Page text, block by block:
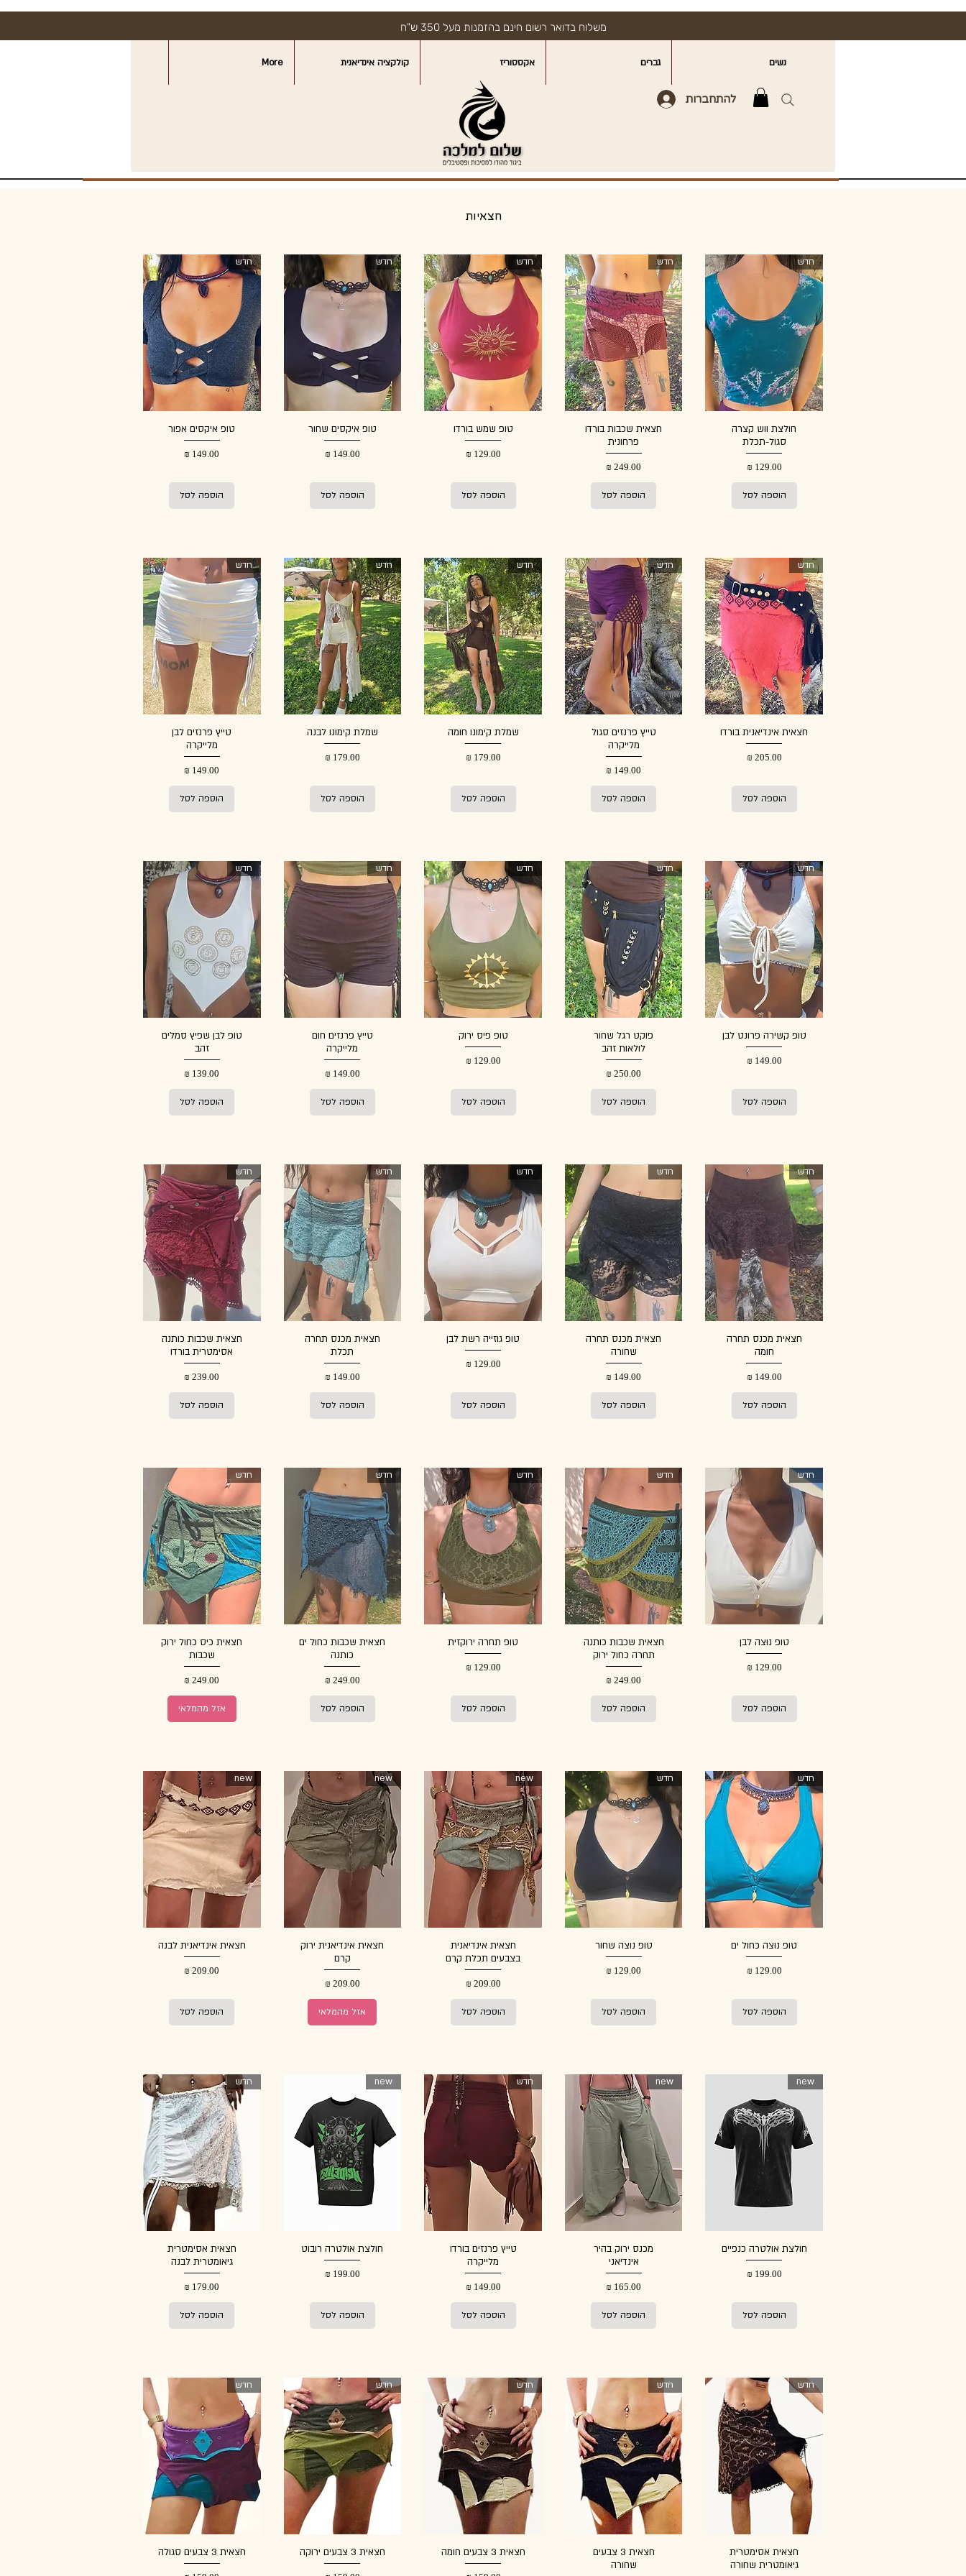
משלוח בדואר רשום חינם בהזמנות מעל 350 ש"ח
נשים גברים אקססוריז קולקציה אינדיאנית More
להתחברות
חצאיות
חדש
חולצת ווש קצרה
סגול-תכלת
מחיר
הוספה לסל
חדש
חצאית שכבות בורדו
פרחונית
מחיר
הוספה לסל
חדש
טופ שמש בורדו
מחיר
הוספה לסל
חדש
טופ איקסים שחור
מחיר
הוספה לסל
חדש
טופ איקסים אפור
מחיר
הוספה לסל
חדש
חצאית אינדיאנית בורדו
מחיר
הוספה לסל
חדש
טייץ פרנזים סגול
מלייקרה
מחיר
הוספה לסל
חדש
שמלת קימונו חומה
מחיר
הוספה לסל
חדש
שמלת קימונו לבנה
מחיר
הוספה לסל
חדש
טייץ פרנזים לבן
מלייקרה
מחיר
הוספה לסל
חדש
טופ קשירה פרונט לבן
מחיר
הוספה לסל
חדש
פוקט רגל שחור
לולאות זהב
מחיר
הוספה לסל
חדש
טופ פיס ירוק
מחיר
הוספה לסל
חדש
טייץ פרנזים חום
מלייקרה
מחיר
הוספה לסל
חדש
טופ לבן שפיץ סמלים
זהב
מחיר
הוספה לסל
חדש
חצאית מכנס תחרה
חומה
מחיר
הוספה לסל
חדש
חצאית מכנס תחרה
שחורה
מחיר
הוספה לסל
חדש
טופ גוזייה רשת לבן
מחיר
הוספה לסל
חדש
חצאית מכנס תחרה
תכלת
מחיר
הוספה לסל
חדש
חצאית שכבות כותנה
אסימטרית בורדו
מחיר
הוספה לסל
חדש
טופ נוצה לבן
מחיר
הוספה לסל
חדש
חצאית שכבות כותנה
תחרה כחול ירוק
מחיר
הוספה לסל
חדש
טופ תחרה ירוקזית
מחיר
הוספה לסל
חדש
חצאית שכבות כחול ים
כותנה
מחיר
הוספה לסל
חדש
חצאית כיס כחול ירוק
שכבות
מחיר
אזל מהמלאי
חדש
טופ נוצה כחול ים
מחיר
הוספה לסל
חדש
טופ נוצה שחור
מחיר
הוספה לסל
new
חצאית אינדיאנית
בצבעים תכלת קרם
מחיר
הוספה לסל
new
חצאית אינדיאנית ירוק
קרם
מחיר
אזל מהמלאי
new
חצאית אינדיאנית לבנה
מחיר
הוספה לסל
new
חולצת אולטרה כנפיים
מחיר
הוספה לסל
new
מכנס ירוק בהיר
אינדיאני
מחיר
הוספה לסל
חדש
טייץ פרנזים בורדו
מלייקרה
מחיר
הוספה לסל
new
חולצת אולטרה רובוט
מחיר
הוספה לסל
חדש
חצאית אסימטרית
גיאומטרית לבנה
מחיר
הוספה לסל
חדש
חצאית אסימטרית
גיאומטרית שחורה
חדש
חצאית 3 צבעים
שחורה
חדש
חצאית 3 צבעים חומה
חדש
חצאית 3 צבעים ירוקה
חדש
חצאית 3 צבעים סגולה